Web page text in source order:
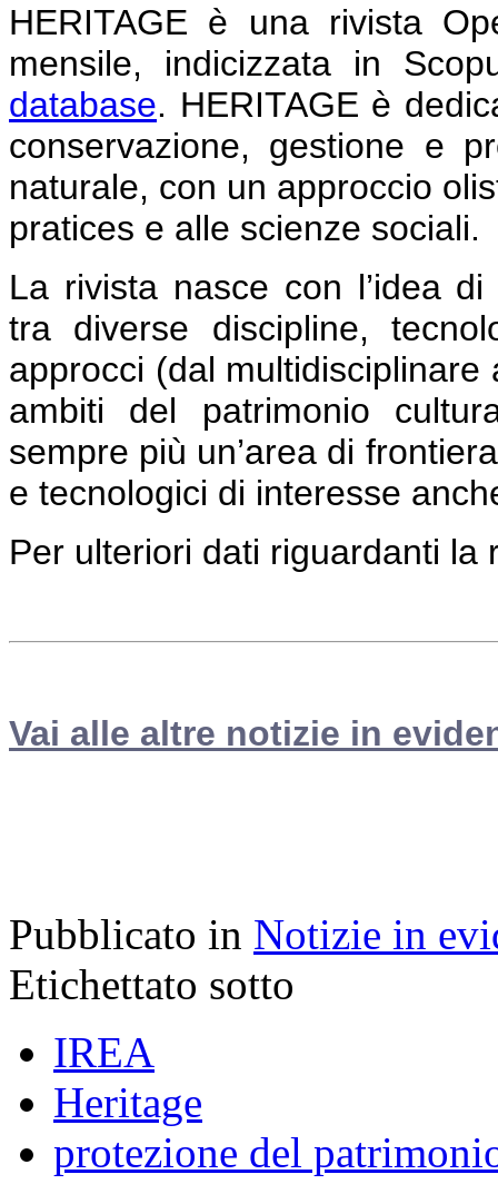
HERITAGE è una rivista
mensile, indicizzata in
database. HERITAGE è
conservazione, gestione e
naturale, con un approccio
pratices e alle scienze sociali.
La rivista nasce con l’idea
tra diverse discipline,
approcci (dal
ambiti del patrimonio
sempre più un’area di
e tecnologici di interesse
Per ulteriori dati riguardanti
Vai alle altre notizie in
Pubblicato in Notizie in
Etichettato sotto
IREA
Heritage
protezione del